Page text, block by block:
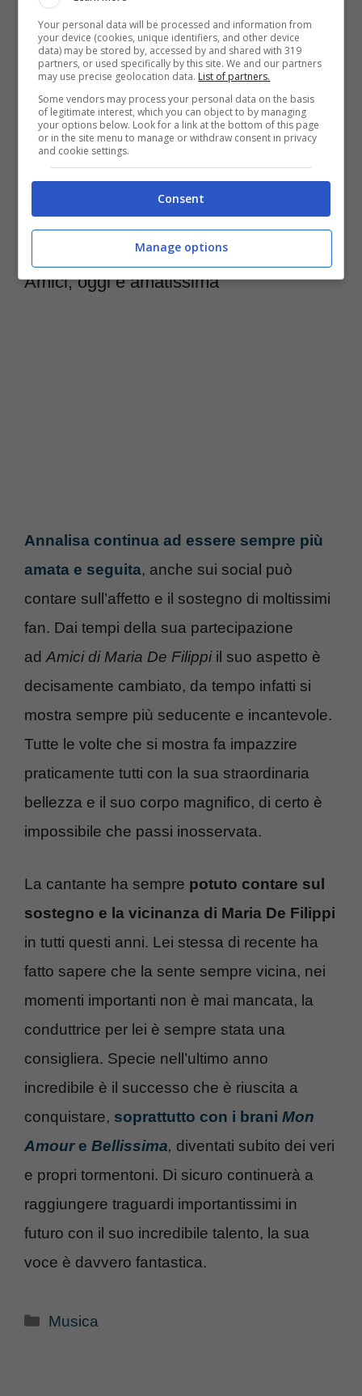
forte, la conduttrice ha anche partecipato alle
nozze dell’ex allieva diAmicie in più
occasioni l’ha invitata nel famoso talento
show. Di recente è tornata in studio per
promuovere il suo nuovo album e come
sempre ha incantato tutti con la sua
Annalisa, un incredibile successo dopo
Amici, oggi è amatissima
Annalisa continua ad essere sempre più
amata e seguita, anche sui social può
contare sull’affetto e il sostegno di moltissimi
fan. Dai tempi della sua partecipazione
adAmici di Maria De Filippi il suo aspetto è
decisamente cambiato, da tempo infatti si
mostra sempre più seducente e incantevole.
Tutte le volte che si mostra fa impazzire
praticamente tutti con la sua straordinaria
bellezza e il suo corpo magnifico, di certo è
impossibile che passi inosservata.
La cantante ha sempre potuto contare sul
sostegno e la vicinanza di Maria De Filippi
in tutti questi anni. Lei stessa di recente ha
fatto sapere che la sente sempre vicina, nei
momenti importanti non è mai mancata, la
conduttrice per lei è sempre stata una
consigliera. Specie nell’ultimo anno
incredibile è il successo che è riuscita a
conquistare, soprattutto con i brani Mon
Amour e Bellissima, diventati subito dei veri
e propri tormentoni. Di sicuro continuerà a
raggiungere traguardi importantissimi in
futuro con il suo incredibile talento, la sua
voce è davvero fantastica.
Categorie
Musica
Your personal data will be processed and information from
your device (cookies, unique identifiers, and other device
data) may be stored by, accessed by and shared with 319
partners, or used specifically by this site. We and our partners
may use precise geolocation data. List of partners.
Some vendors may process your personal data on the basis
of legitimate interest, which you can object to by managing
your options below. Look for a link at the bottom of this page
or in the site menu to manage or withdraw consent in privacy
and cookie settings.
Consent
Manage options